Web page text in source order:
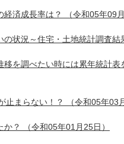
済成長率は？ （令和05年09
状況～住宅・土地統計調査結
を調べたい時には累年統計表
止まらない！？ （令和05年03
か？ （令和05年01月25日）